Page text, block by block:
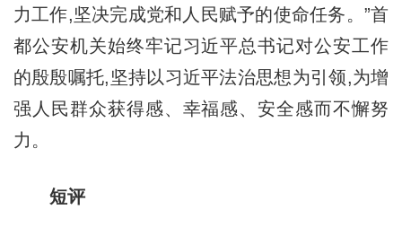
力工作,坚决完成党和人民赋予的使命任务。”首
都公安机关始终牢记习近平总书记对公安工作
的殷殷嘱托,坚持以习近平法治思想为引领,为增
强人民群众获得感、幸福感、安全感而不懈努
力。
短评